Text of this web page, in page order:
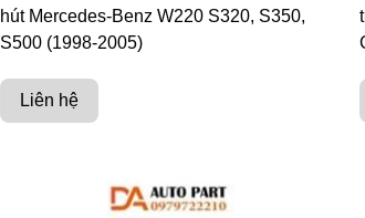
hút Mercedes-Benz W220 S320, S350,
S500 (1998-2005)
Liên hệ